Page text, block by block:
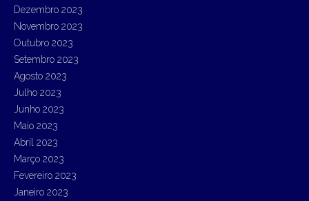
Dezembro 2023
Novembro 2023
Outubro 2023
Setembro 2023
Agosto 2023
Julho 2023
Junho 2023
Maio 2023
Abril 2023
Março 2023
Fevereiro 2023
Janeiro 2023